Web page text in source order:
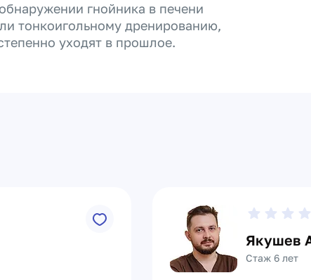
гнойника в печени
тонкоигольному дренированию,
уходят в прошлое.
Якушев
Стаж 6 лет